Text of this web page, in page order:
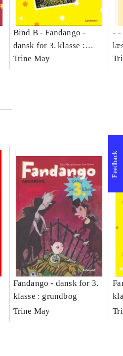
Bind B -Fandango -
dansk for 3. klasse :
grundbog -- Arbejdsbog.
Trine May
- -
-
Fandango - dansk for 3.
klasse : grundbog
Trine May
Feedback